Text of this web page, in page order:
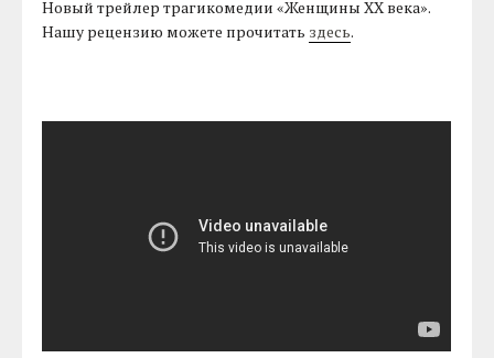
Новый трейлер трагикомедии «Женщины ХХ века».
Нашу рецензию можете прочитать здесь.